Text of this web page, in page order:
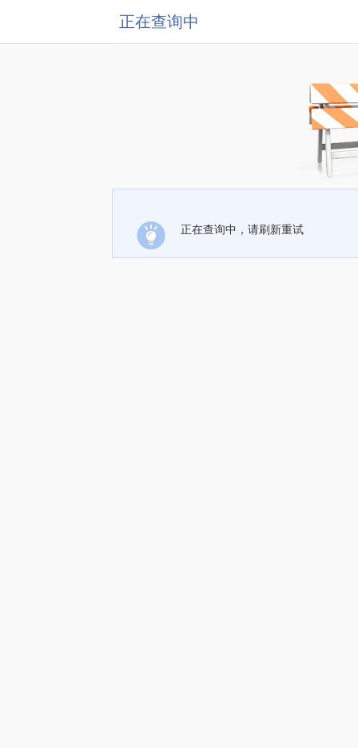
正在查询中
正在查询中，请刷新重试